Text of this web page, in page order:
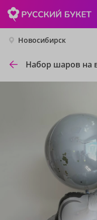
Новосибирск
Набор шаров на